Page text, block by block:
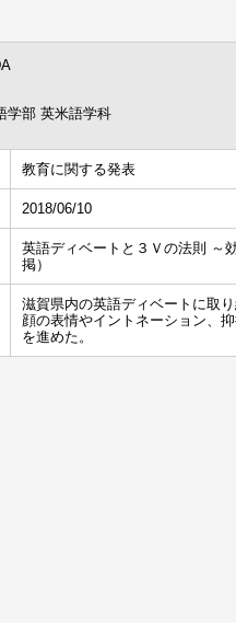
学部 英米語学科
教育に関する発表
2018/06/10
英語ディベートと３Ｖの法則 ～
掲）
滋賀県内の英語ディベートに取
顔の表情やイントネーション、
を進めた。